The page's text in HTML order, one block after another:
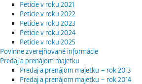
Petície v roku 2021
Petície v roku 2022
Petície v roku 2023
Petície v roku 2024
Petície v roku 2025
Povinne zverejňované informácie
Predaj a prenájom majetku
Predaj a prenájom majetku – rok 2013
Predaj a prenájom majetku – rok 2014